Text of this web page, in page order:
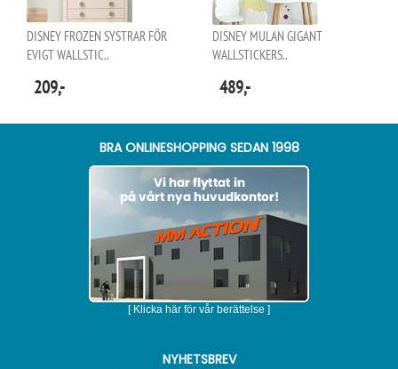
DISNEY FROZEN SYSTRAR FÖR
EVIGT WALLSTIC..
209,-
DISNEY MULAN GIGANT
WALLSTICKERS..
489,-
BRA ONLINESHOPPING SEDAN 1998
[ Klicka här för vår berättelse ]
NYHETSBREV